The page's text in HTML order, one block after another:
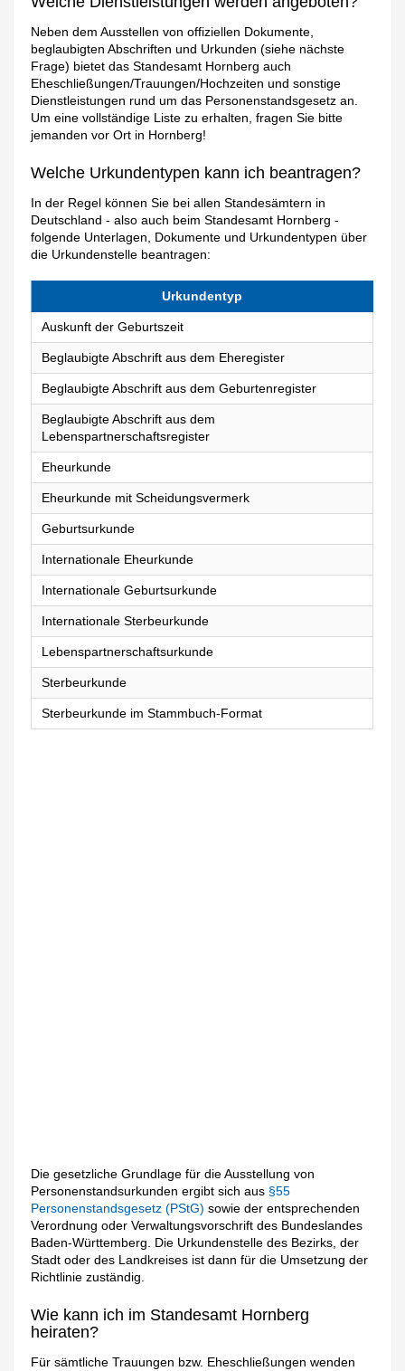
Neben dem Ausstellen von offiziellen Dokumente,
beglaubigten Abschriften und Urkunden (siehe nächste
Frage) bietet das Standesamt Hornberg auch
Eheschließungen/Trauungen/Hochzeiten und sonstige
Dienstleistungen rund um das Personenstandsgesetz an.
Um eine vollständige Liste zu erhalten, fragen Sie bitte
jemanden vor Ort in Hornberg!
Welche Urkundentypen kann ich beantragen?
In der Regel können Sie bei allen Standesämtern in
Deutschland - also auch beim Standesamt Hornberg -
folgende Unterlagen, Dokumente und Urkundentypen über
die Urkundenstelle beantragen:
Urkundentyp
Auskunft der Geburtszeit
Beglaubigte Abschrift aus dem Eheregister
Beglaubigte Abschrift aus dem Geburtenregister
Beglaubigte Abschrift aus dem
Lebenspartnerschaftsregister
Eheurkunde
Eheurkunde mit Scheidungsvermerk
Geburtsurkunde
Internationale Eheurkunde
Internationale Geburtsurkunde
Internationale Sterbeurkunde
Lebenspartnerschaftsurkunde
Sterbeurkunde
Sterbeurkunde im Stammbuch-Format
Die gesetzliche Grundlage für die Ausstellung von
Personenstandsurkunden ergibt sich aus §55
Personenstandsgesetz (PStG)sowie der entsprechenden
Verordnung oder Verwaltungsvorschrift des Bundeslandes
Baden-Württemberg. Die Urkundenstelle des Bezirks, der
Stadt oder des Landkreises ist dann für die Umsetzung der
Richtlinie zuständig.
Wie kann ich im Standesamt Hornberg
heiraten?
Für sämtliche Trauungen bzw. Eheschließungen wenden